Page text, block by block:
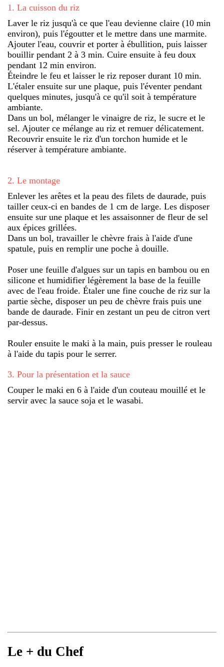
1 . La cuisson du riz
Laver le riz jusqu'à ce que l'eau devienne claire (10 min
environ), puis l'égoutter et le mettre dans une marmite.
Ajouter l'eau, couvrir et porter à ébullition, puis laisser
bouillir pendant 2 à 3 min. Cuire ensuite à feu doux
pendant 12 min environ.
Éteindre le feu et laisser le riz reposer durant 10 min.
L'étaler ensuite sur une plaque, puis l'éventer pendant
quelques minutes, jusqu'à ce qu'il soit à température
ambiante.
Dans un bol, mélanger le vinaigre de riz, le sucre et le
sel. Ajouter ce mélange au riz et remuer délicatement.
Recouvrir ensuite le riz d'un torchon humide et le
réserver à température ambiante.
2. Le montage
Enlever les arêtes et la peau des filets de daurade, puis
tailler ceux-ci en bandes de 1 cm de large. Les disposer
ensuite sur une plaque et les assaisonner de fleur de sel
aux épices grillées.
Dans un bol, travailler le chèvre frais à l'aide d'une
spatule, puis en remplir une poche à douille.
Poser une feuille d'algues sur un tapis en bambou ou en
silicone et humidifier légèrement la base de la feuille
avec de l'eau froide. Étaler une fine couche de riz sur la
partie sèche, disposer un peu de chèvre frais puis une
bande de daurade. Finir en zestant un peu de citron vert
par-dessus.
Rouler ensuite le maki à la main, puis presser le rouleau
à l'aide du tapis pour le serrer.
3. Pour la présentation et la sauce
Couper le maki en 6 à l'aide d'un couteau mouillé et le
servir avec la sauce soja et le wasabi.
Le + du Chef